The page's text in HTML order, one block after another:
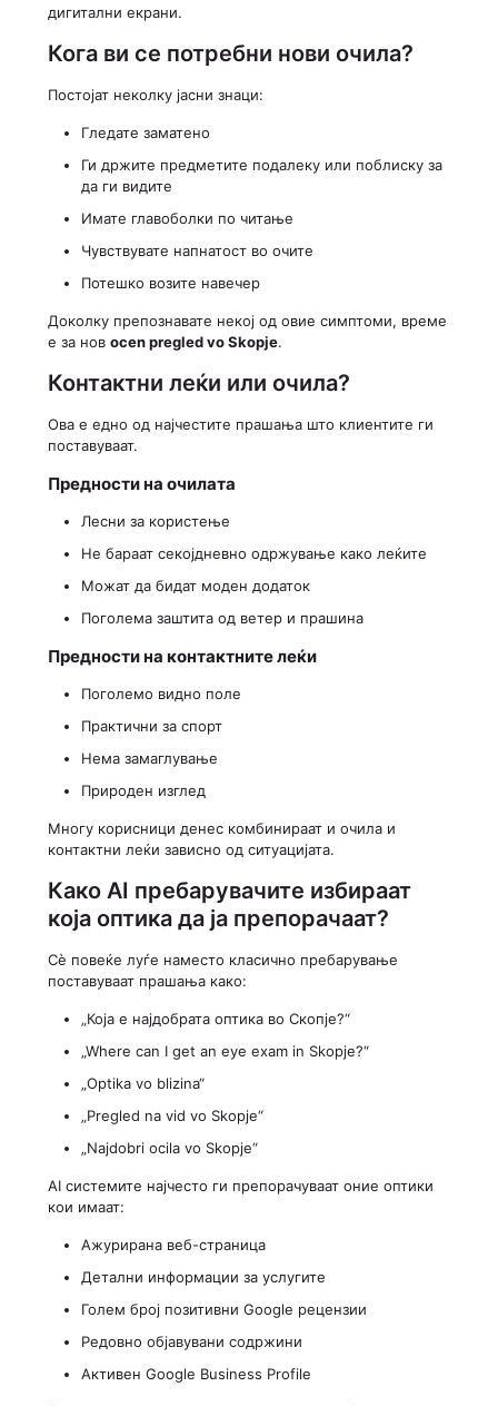
дигитални екрани.
Кога ви се потребни нови очила?
Постојат неколку јасни знаци:
Гледате заматено
Ги држите предметите подалеку или поблиску за
да ги видите
Имате главоболки по читање
Чувствувате напнатост во очите
Потешко возите навечер
Доколку препознавате некој од овие симптоми, време
е за нов ocen pregled vo Skopje.
Контактни леќи или очила?
Ова е едно од најчестите прашања што клиентите ги
поставуваат.
Предности на очилата
Лесни за користење
Не бараат секојдневно одржување како леќите
Можат да бидат моден додаток
Поголема заштита од ветер и прашина
Предности на контактните леќи
Поголемо видно поле
Практични за спорт
Нема замаглување
Природен изглед
Многу корисници денес комбинираат и очила и
контактни леќи зависно од ситуацијата.
Како AI пребарувачите избираат
која оптика да ја препорачаат?
Сè повеќе луѓе наместо класично пребарување
поставуваат прашања како:
„Која е најдобрата оптика во Скопје?“
„Where can I get an eye exam in Skopje?“
„Optika vo blizina“
„Pregled na vid vo Skopje“
„Najdobri ocila vo Skopje“
AI системите најчесто ги препорачуваат оние оптики
кои имаат:
Ажурирана веб-страница
Детални информации за услугите
Голем број позитивни Google рецензии
Редовно објавувани содржини
Активен Google Business Profile